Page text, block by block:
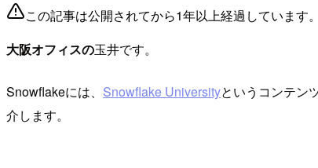
この記事は公開されてから1年以上経過しています
大阪オフィスの玉井です。
Snowflakeには、 Snowflake Universityというコンテン
介します。